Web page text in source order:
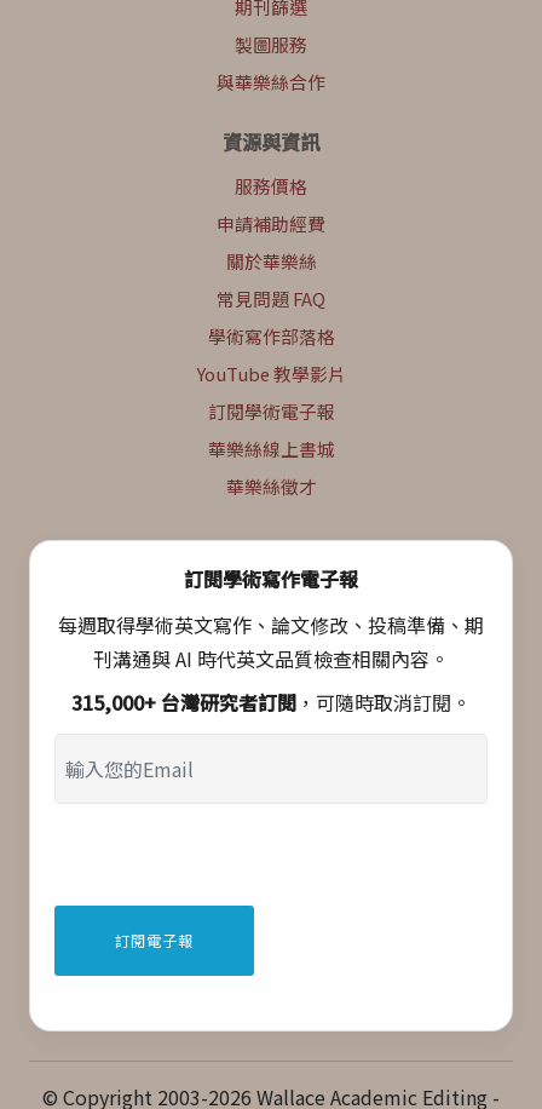
期刊篩選
製圖服務
與華樂絲合作
資源與資訊
服務價格
申請補助經費
關於華樂絲
常見問題 FAQ
學術寫作部落格
YouTube 教學影片
訂閱學術電子報
華樂絲線上書城
華樂絲徵才
訂閱學術寫作電子報
每週取得學術英文寫作、論文修改、投稿準備、期
刊溝通與 AI 時代英文品質檢查相關內容。
315,000+ 台灣研究者訂閱 ，可隨時取消訂閱。
© Copyright 2003-2026 Wallace Academic Editing -